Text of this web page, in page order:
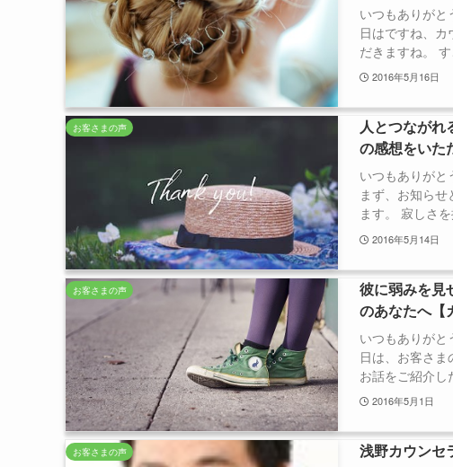
いつもありが
日はですね、
だきますね。
2016年5月16日
お客さまの声
人とつながれ
の感想をいた
いつもありが
まず、お知ら
ます。 寂しさ
2016年5月14日
お客さまの声
彼に弱みを見
のあなたへ【
いつもありが
日は、お客さ
お話をご紹介し
2016年5月1日
お客さまの声 浅野カウンセ